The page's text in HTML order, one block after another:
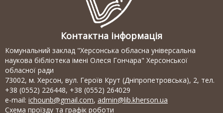
Контактна інформація
Комунальний заклад "Херсонська обласна універсальна
наукова бібліотека імені Олеся Гончара" Херсонської
обласної ради
73002, м. Херсон, вул. Героїв Крут (Дніпропетровська), 2, тел.
+38 (0552) 226448, +38 (0552) 264029
e-mail: ichounb@gmail.com, admin@lib.kherson.ua
Схема проїзду та графік роботи